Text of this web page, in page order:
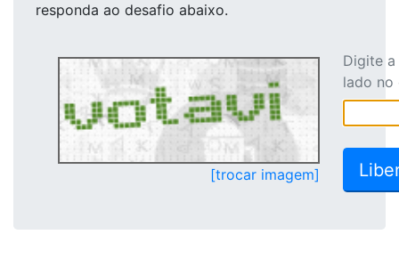
responda ao desafio abaixo.
[trocar imagem]
Digite
lado no